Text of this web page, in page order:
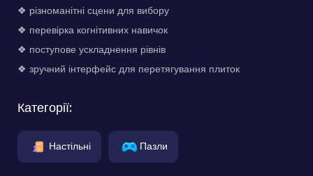
❖ різноманітні сцени для вибору
❖ перевірка когнітивних навичок
❖ поступове ускладнення рівнів
❖ зручний інтерфейс для перетягування плиток
Категорії:
Настільні Пазли